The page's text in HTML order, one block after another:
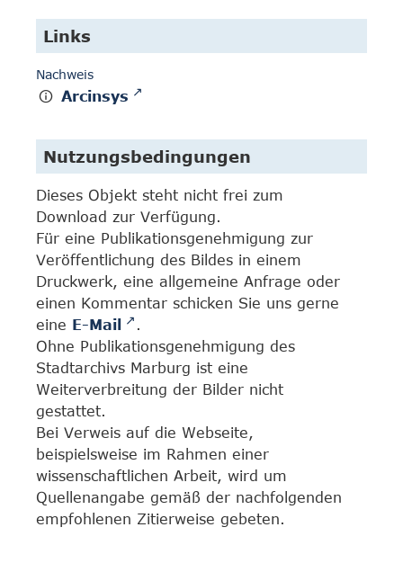
Links
Nachweis
Arcinsys
Nutzungsbedingungen
Dieses Objekt steht nicht frei zum
Download zur Verfügung.
Für eine Publikationsgenehmigung zur
Veröffentlichung des Bildes in einem
Druckwerk, eine allgemeine Anfrage oder
einen Kommentar schicken Sie uns gerne
eine E-Mail
.
Ohne Publikationsgenehmigung des
Stadtarchivs Marburg ist eine
Weiterverbreitung der Bilder nicht
gestattet.
Bei Verweis auf die Webseite,
beispielsweise im Rahmen einer
wissenschaftlichen Arbeit, wird um
Quellenangabe gemäß der nachfolgenden
empfohlenen Zitierweise gebeten.